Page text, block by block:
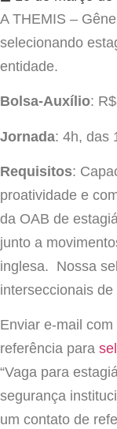
A THEMIS –
selecionando
entidade.
Bolsa-Auxílio:
Jornada: 4h, das
Requisitos:
proatividade e
da OAB de
junto a
inglesa. Nossa
interseccionais
Enviar e-mail
referência para
“Vaga para
segurança
um contato de